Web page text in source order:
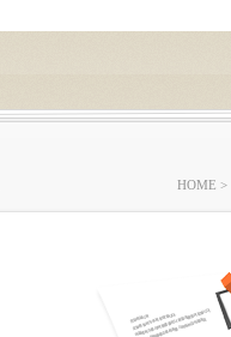
HOME >